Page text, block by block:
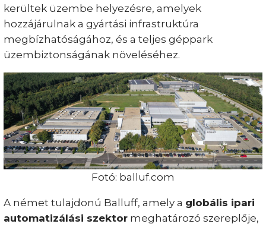
kerültek üzembe helyezésre, amelyek
hozzájárulnak a gyártási infrastruktúra
megbízhatóságához, és a teljes géppark
üzembiztonságának növeléséhez.
Fotó: balluf.com
A német tulajdonú Balluff, amely a globális ipari
automatizálási szektor meghatározó szereplője,